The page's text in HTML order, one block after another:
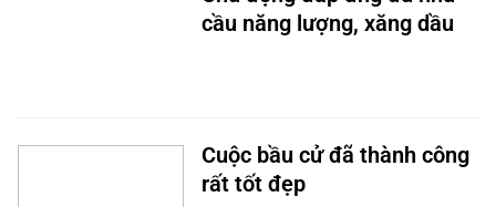
cầu năng lượng, xăng dầu
Cuộc bầu cử đã thành công
rất tốt đẹp